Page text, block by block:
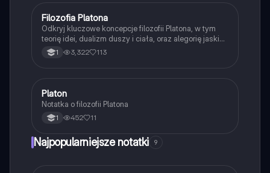
Filozofia
Filozofia Platona
Odkryj kluczowe koncepcje filozofii Platona, w tym
teorię idei, dualizm duszy i ciała, oraz alegorię jaskini.
Prezentacja omawia również etykę, politykę i
epistemologię Platona, oferując wgląd w jego wizję
zainteresowanych myślą Platona.
1 3,322 113
Filozofia
Platon
Notatka o filozofii Platona
1 452 11
Najpopularniejsze notatki 9